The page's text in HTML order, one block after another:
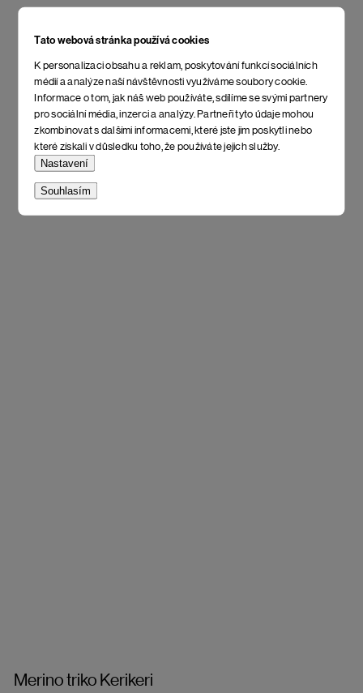
Tato webová stránka používá cookies
K personalizaci obsahu a reklam, poskytování funkcí sociálních
médií a analýze naší návštěvnosti využíváme soubory cookie.
Informace o tom, jak náš web používáte, sdílíme se svými partnery
pro sociální média, inzerci a analýzy. Partneři tyto údaje mohou
zkombinovat s dalšími informacemi, které jste jim poskytli nebo
které získali v důsledku toho, že používáte jejich služby.
Nastavení
Souhlasím
Merino triko Kerikeri